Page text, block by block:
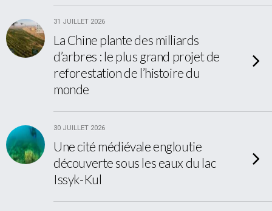
31 JUILLET 2026
La Chine plante des milliards
d’arbres : le plus grand projet de
reforestation de l’histoire du
monde
30 JUILLET 2026
Une cité médiévale engloutie
découverte sous les eaux du lac
Issyk-Kul